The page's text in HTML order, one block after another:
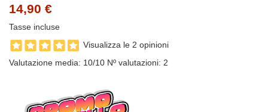
14,90 €
Tasse incluse
Visualizza le 2 opinioni
Valutazione media: 10/10 Nº valutazioni: 2